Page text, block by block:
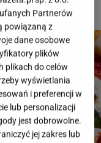
Partnerów
powiązaną z
dane osobowe
plików
plikach do celów
wyświetlania
i preferencji w
lub personalizacji
jest dobrowolne.
jej zakres lub